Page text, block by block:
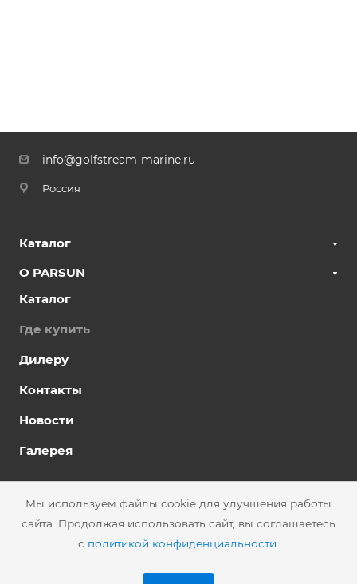
Мы используем файлы cookie для улучшения работы
сайта. Продолжая использовать сайт, вы соглашаетесь
с политикой конфиденциальности
info@golfstream-marine.ru
Россия
Каталог
О PARSUN
Каталог
Где купить
Дилеру
Контакты
Новости
Галерея
© 2026 АО «ССК» Политика конфиденциальности
Подписаться на рассылку